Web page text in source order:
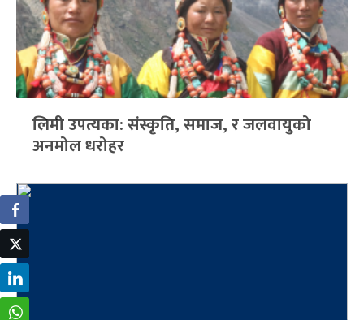
लिमी उपत्यका: संस्कृति, समाज, र जलवायुको
अनमोल धरोहर